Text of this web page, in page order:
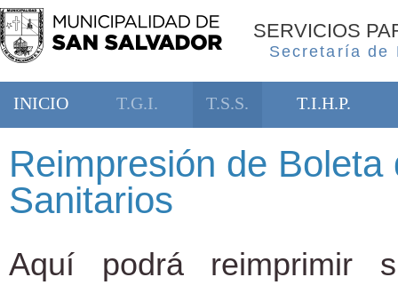
SERVICIOS
Secretaría de
INICIO T.G.I. T.S.S. T.I.H.P.
Reimpresión de
Sanitarios
Aquí podrá reimprimir